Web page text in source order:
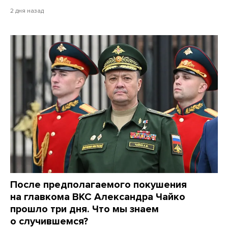
2 дня назад
После предполагаемого покушения
на главкома ВКС Александра Чайко
прошло три дня. Что мы знаем
о случившемся?